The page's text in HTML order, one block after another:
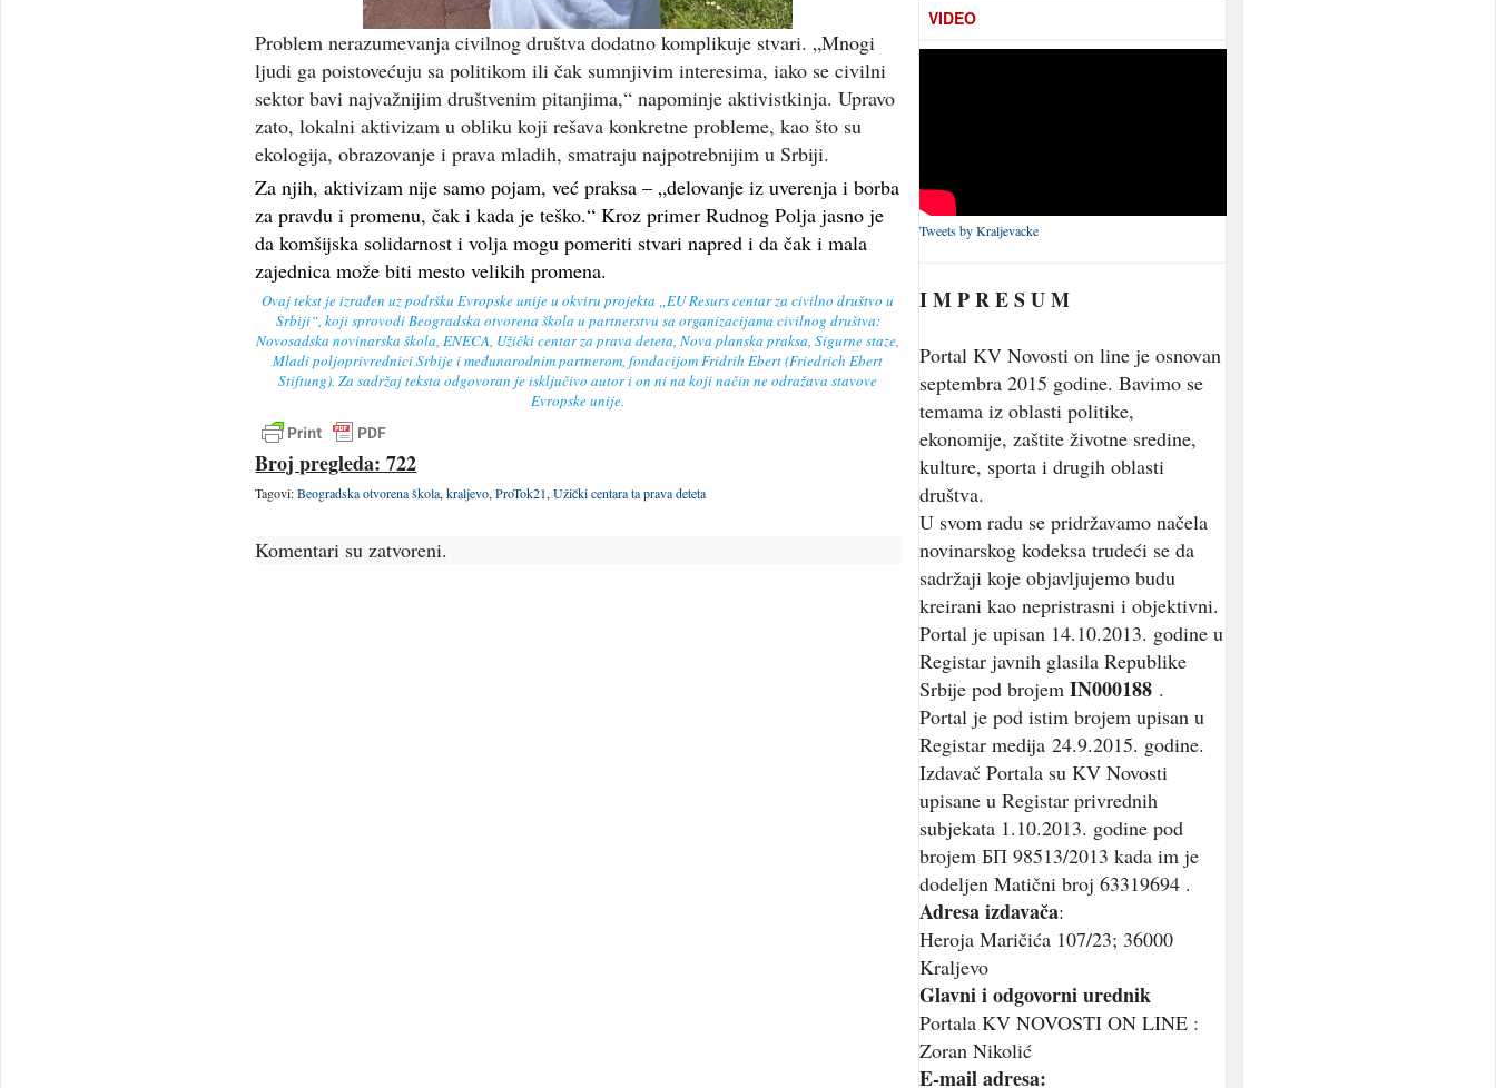
Problem nerazumevanja civilnog društva dodatno komplikuje stvari. „Mnogi
ljudi ga poistovećuju sa politikom ili čak sumnjivim interesima, iako se civilni
sektor bavi najvažnijim društvenim pitanjima,“ napominje aktivistkinja. Upravo
zato, lokalni aktivizam u obliku koji rešava konkretne probleme, kao što su
ekologija, obrazovanje i prava mladih, smatraju najpotrebnijim u Srbiji.
Za njih, aktivizam nije samo pojam, već praksa – „delovanje iz uverenja i borba
za pravdu i promenu, čak i kada je teško.“ Kroz primer Rudnog Polja jasno je
da komšijska solidarnost i volja mogu pomeriti stvari napred i da čak i mala
zajednica može biti mesto velikih promena.
Ovaj tekst je izrađen uz podršku Evropske unije u okviru projekta „EU Resurs centar za civilno društvo u
Srbiji“, koji sprovodi Beogradska otvorena škola u partnerstvu sa organizacijama civilnog društva:
Novosadska novinarska škola, ENECA, Užički centar za prava deteta, Nova planska praksa, Sigurne staze,
Mladi poljoprivrednici Srbije i međunarodnim partnerom, fondacijom Fridrih Ebert (Friedrich Ebert
Stiftung). Za sadržaj teksta odgovoran je isključivo autor i on ni na koji način ne odražava stavove
Evropske unije.
Broj pregleda: 722
Tagovi:Beogradska otvorena škola,kraljevo,ProTok21,Užički centara ta prava deteta
Komentari su zatvoreni.
VIDEO
Tweets by Kraljevacke
I M P R E S U M
Portal KV Novosti on line je osnovan
septembra 2015 godine. Bavimo se
temama iz oblasti politike,
ekonomije, zaštite životne sredine,
kulture, sporta i drugih oblasti
društva.
U svom radu se pridržavamo načela
novinarskog kodeksa trudeći se da
sadržaji koje objavljujemo budu
kreirani kao nepristrasni i objektivni.
Portal je upisan 14.10.2013. godine u
Registar javnih glasila Republike
Srbije pod brojem IN000188.
Portal je pod istim brojem upisan u
Registar medija 24.9.2015. godine.
Izdavač Portala su KV Novosti
upisane u Registar privrednih
subjekata 1.10.2013. godine pod
brojem БП 98513/2013 kada im je
dodeljen Matični broj 63319694 .
Adresa izdavača:
Heroja Maričića 107/23; 36000
Kraljevo
Glavni i odgovorni urednik
Portala KV NOVOSTI ON LINE :
Zoran Nikolić
E-mail adresa: